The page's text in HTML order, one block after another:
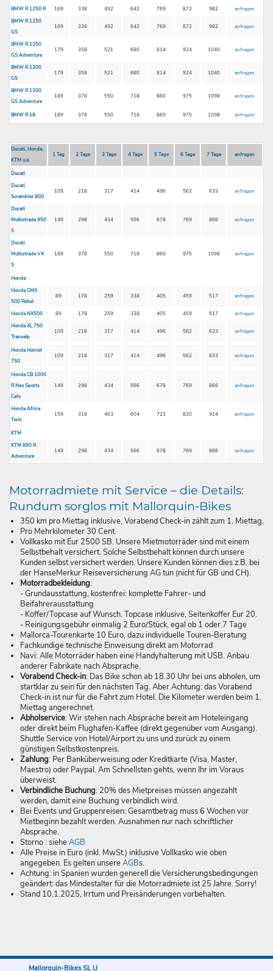
BMW R 1250 R 169 338 492 642 769 872 982
anfragen
BMW R 1250
GS
169 338 492 642 769 872 982 anfragen
BMW R 1250
GS Adventure
179 358 521 680 814 924 1040 anfragen
BMW R 1300
GS
179 358 521 680 814 924 1040 anfragen
BMW R 1300
GS Adventure
189 378 550 718 860 975 1098 anfragen
BMW R 18 189 378 550 718 860 975 1098 anfragen
Ducati, Honda,
KTM u.a.
1 Tag 2 Tage 3 Tage 4 Tage 5 Tage 6 Tage 7 Tage anfragen
Ducati
Ducati
Scrambler 800
109 218 317 414 496 562 633 anfragen
Ducati
Multistrada 950
S
149 298 434 566 678 769 866 anfragen
Ducati
Multistrada V4
S
189 378 550 718 860 975 1098 anfragen
Honda
Honda CMX
500 Rebel
89 178 259 338 405 459 517 anfragen
Honda NX500 89 178 259 338 405 459 517
anfragen
Honda XL 750
Transalp
109 218 317 414 496 562 633 anfragen
Honda Hornet
750
109 218 317 414 496 562 633 anfragen
Honda CB 1000
R Neo Sports
Cafe
149 298 434 566 678 769 866 anfragen
Honda Africa
Twin
159 318 463 604 723 820 924 anfragen
KTM
KTM 890 R
Adventure
149 298 434 566 678 769 866 anfragen
Motorradmiete mit Service – die Details:
Rundum sorglos mit Mallorquin-Bikes
350 km pro Miettag inklusive, Vorabend Check-in zählt zum 1. Miettag.
Pro Mehrkilometer 30 Cent.
Vollkasko mit Eur 2500 SB. Unsere Mietmotorräder sind mit einem
Selbstbehalt versichert. Solche Selbstbehalt können durch unsere
Kunden selbst versichert werden. Unsere Kunden können dies z.B. bei
der HanseMerkur Reiseversicherung AG tun (nicht für GB und CH).
Motorradbekleidung:
- Grundausstattung, kostenfrei: komplette Fahrer- und
Beifahrerausstattung
- Koffer/Topcase auf Wunsch. Topcase inklusive, Seitenkoffer Eur 20.
- Reinigungsgebühr einmalig 2 Euro/Stück, egal ob 1 oder 7 Tage
Mallorca-Tourenkarte 10 Euro, dazu individuelle Touren-Beratung
Fachkundige technische Einweisung direkt am Motorrad
Navi: Alle Motorräder haben eine Handyhalterung mit USB. Anbau
anderer Fabrikate nach Absprache.
Vorabend Check-in: Das Bike schon ab 18.30 Uhr bei uns abholen, um
startklar zu sein für den nächsten Tag. Aber Achtung: das Vorabend
Check-in ist nur für die Fahrt zum Hotel. Die Kilometer werden beim 1.
Miettag angerechnet.
Abholservice: Wir stehen nach Absprache bereit am Hoteleingang
oder direkt beim Flughafen-Kaffee (direkt gegenüber vom Ausgang).
Shuttle Service von Hotel/Airport zu uns und zurück zu einem
günstigen Selbstkostenpreis.
Zahlung: Per Banküberweisung oder Kreditkarte (Visa, Master,
Maestro) oder Paypal. Am Schnellsten gehts, wenn Ihr im Voraus
überweist.
Verbindliche Buchung: 20% des Mietpreises müssen angezahlt
werden, damit eine Buchung verbindlich wird.
Bei Events und Gruppenreisen: Gesamtbetrag muss 6 Wochen vor
Mietbeginn bezahlt werden. Ausnahmen nur nach schriftlicher
Absprache.
Storno : sieheAGB
Alle Preise in Euro (inkl. MwSt.) inklusive Vollkasko wie oben
angegeben. Es gelten unsereAGBs.
Achtung: in Spanien wurden generell die Versicherungsbedingungen
geändert: das Mindestalter für die Motorradmiete ist 25 Jahre. Sorry!
Stand 10.1.2025, Irrtum und Preisänderungen vorbehalten.
Mallorquin-Bikes SL U